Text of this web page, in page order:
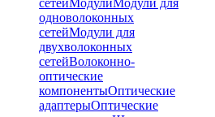
одноволоконных
сетейМодули для
двухволоконных
сетейВолоконно-
оптические
компонентыОптические
адаптерыОптические